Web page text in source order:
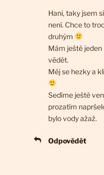
Hani, taky jsem
není. Chce to
druhým
Mám ještě
vědět.
Měj se hezky a
Sedíme ještě
prozatím
bylo vody ažaž.
Odpovědět